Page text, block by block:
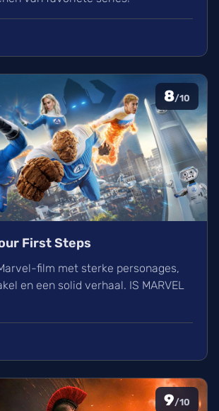
8/10
First Steps
film met sterke personages,
en een solid verhaal. IS MARVEL
9/10